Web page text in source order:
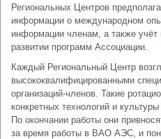
Региональных Центров
информации о международном
информации членам, а также
развитии программ Ассоциации.
Каждый Региональный Центр
высококвалифицированными
организаций-членов. Такие
конкретных технологий и
По окончании работы они
за время работы в ВАО АЭС, и